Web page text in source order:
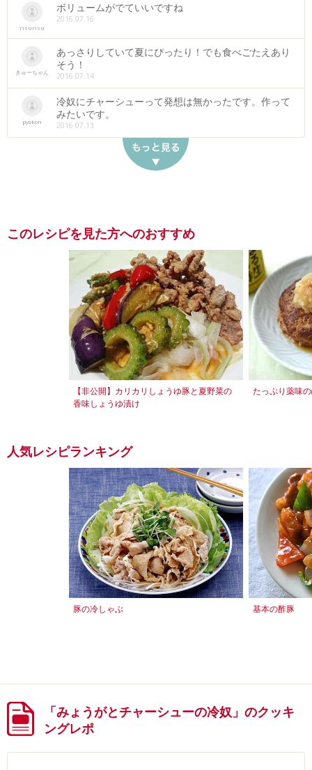
risurisu
ボリュームがでていいですね
2016.07.16
きゅーちゃん
あっさりしていて夏にぴったり！でも食べごたえあり
そう！
2016.07.14
pyokon
冷奴にチャーシューって発想は無かったです。作って
みたいです。
2016.07.13
このレシピを見た方へのおすすめ
【非公開】カリカリしょうゆ豚と夏野菜の
香味しょうゆ漬け
たっぷり薬味
人気レシピランキング
豚の冷しゃぶ 基本の酢豚
「みょうがとチャーシューの冷奴」のクッキ
ングレポ